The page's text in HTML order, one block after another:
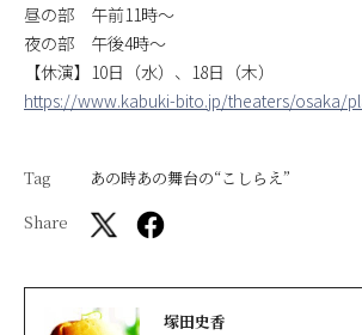
昼の部 午前11時～
夜の部 午後4時～
【休演】10日（水）、18日（木）
https://www.kabuki-bito.jp/theaters/osaka/
Tag
あの時あの舞台の“こしらえ”
Share
塚田史香